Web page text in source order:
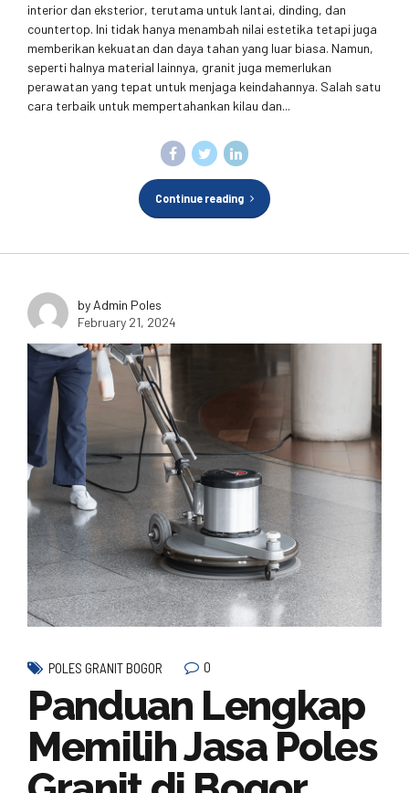
interior dan eksterior, terutama untuk lantai, dinding, dan
countertop. Ini tidak hanya menambah nilai estetika tetapi juga
memberikan kekuatan dan daya tahan yang luar biasa. Namun,
seperti halnya material lainnya, granit juga memerlukan
perawatan yang tepat untuk menjaga keindahannya. Salah satu
cara terbaik untuk mempertahankan kilau dan...
Continue reading
by Admin Poles
February 21, 2024
POLES GRANIT BOGOR 0
Panduan Lengkap
Memilih Jasa Poles